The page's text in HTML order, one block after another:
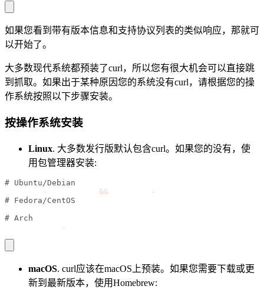
如果您看到带有版本信息和支持协议列表的类似响应，那就可
以开始了。
大多数现代系统都预装了curl，所以您有很大机会可以直接跳
到抓取。如果出于某种原因您的系统没有curl，请根据您的操
作系统按照以下步骤安装。
按操作系统安装
Linux. 大多数发行版默认包含curl。如果您的没有，使
用包管理器安装:
# Ubuntu/Debian
- && -
# Fedora/CentOS
# Arch
-
macOS. curl应该在macOS上预装。如果您需要下载或更
新到最新版本，使用Homebrew: